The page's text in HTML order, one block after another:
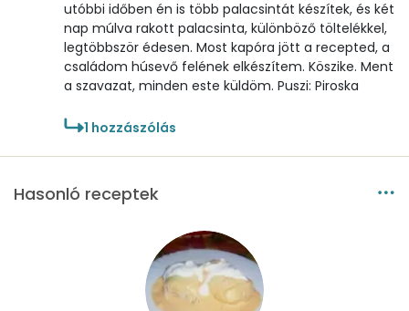
utóbbi időben én is több palacsintát készítek, és két
nap múlva rakott palacsinta, különböző töltelékkel,
legtöbbször édesen. Most kapóra jött a recepted, a
családom húsevő felének elkészítem. Köszike. Ment
a szavazat, minden este küldöm. Puszi: Piroska
1 hozzászólás
Hasonló receptek